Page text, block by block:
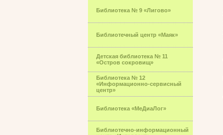
Библиотека № 9 «Лигово»
Библиотечный центр «Маяк»
Детская библиотека № 11
«Остров сокровищ»
Библиотека № 12
«Информационно-сервисный
центр»
Библиотека «МеДиаЛог»
Библиотечно-информационный